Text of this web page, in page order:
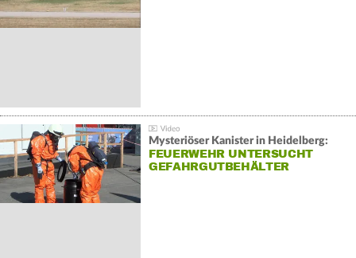
Mysteriöser Kanister in Heidelberg:
FEUERWEHR UNTERSUCHT
GEFAHRGUTBEHÄLTER